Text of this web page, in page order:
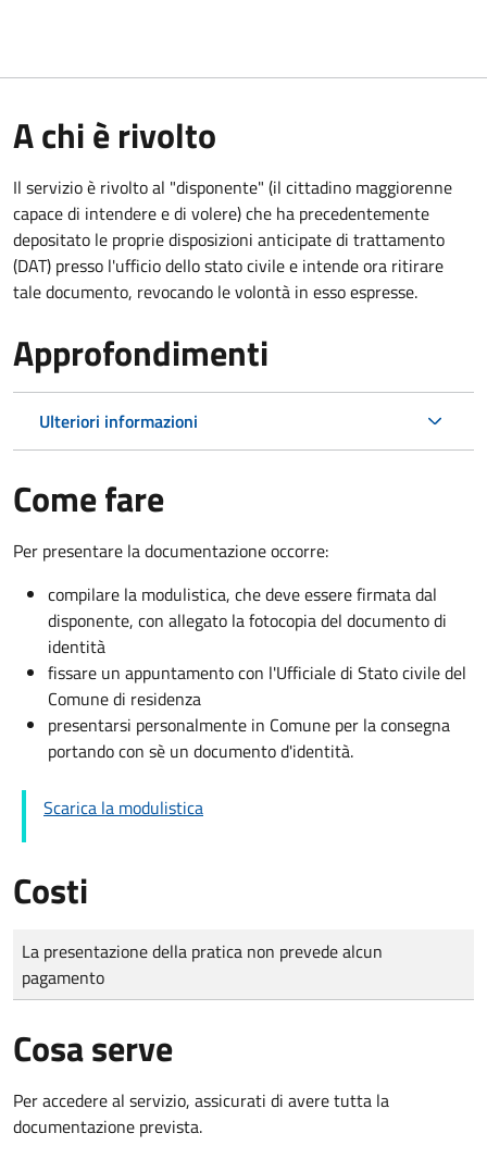
A chi è rivolto
Il servizio è rivolto al "disponente" (il cittadino maggiorenne
capace di intendere e di volere) che ha precedentemente
depositato le proprie disposizioni anticipate di trattamento
(DAT) presso l'ufficio dello stato civile e intende ora ritirare
tale documento, revocando le volontà in esso espresse.
Approfondimenti
Ulteriori informazioni
Come fare
Per presentare la documentazione occorre:
compilare la modulistica, che deve essere firmata dal
disponente, con allegato la fotocopia del documento di
identità
fissare un appuntamento con l'Ufficiale di Stato civile del
Comune di residenza
presentarsi personalmente in Comune per la consegna
portando con sè un documento d'identità.
Scarica la modulistica
Costi
Tipo di pagamento
Importo
La presentazione della pratica non prevede alcun
pagamento
Cosa serve
Per accedere al servizio, assicurati di avere tutta la
documentazione prevista.